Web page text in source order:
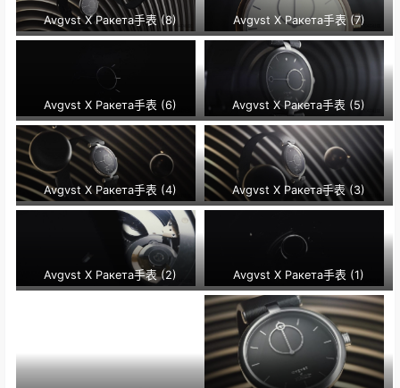
Avgvst X Ракета手表 (8) Avgvst X Ракета手表 (7)
Avgvst X Ракета手表 (6) Avgvst X Ракета手表 (5)
Avgvst X Ракета手表 (4) Avgvst X Ракета手表 (3)
Avgvst X Ракета手表 (2) Avgvst X Ракета手表 (1)